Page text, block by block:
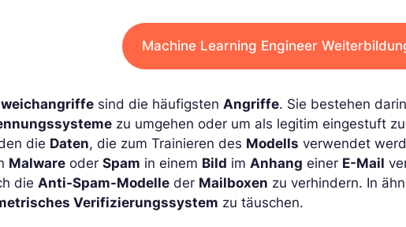
Machine Learning Engineer
sind die häufigstenAngriffe. Sie bestehen
zu umgehen oder um als legitim eingestuft
die Daten, die zum Trainieren des Modells verwendet
Malware oderSpam in einem Bild imAnhang einer E-Mail
dieAnti-Spam-Modelle der Mailboxen zu verhindern. In
Verifizierungssystem zu täuschen.